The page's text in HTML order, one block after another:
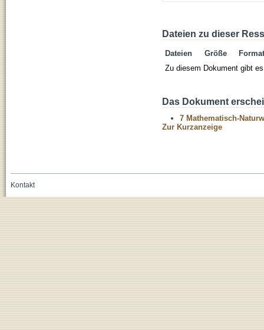
Dateien zu dieser
Dateien Größe
Format
Zu diesem Dokument gibt
Das Dokument
7 Mathematisch-
Zur Kurzanzeige
Kontakt